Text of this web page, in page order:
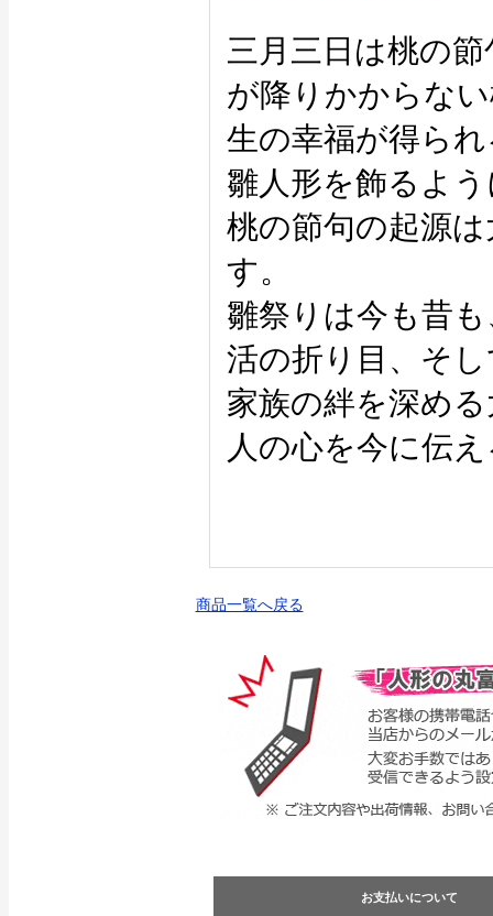
三月三日は桃の
が降りかからな
生の幸福が得ら
雛人形を飾るよ
桃の節句の起源
す。
雛祭りは今も昔
活の折り目、そ
家族の絆を深め
人の心を今に伝
商品一覧へ戻る
お支払いについて